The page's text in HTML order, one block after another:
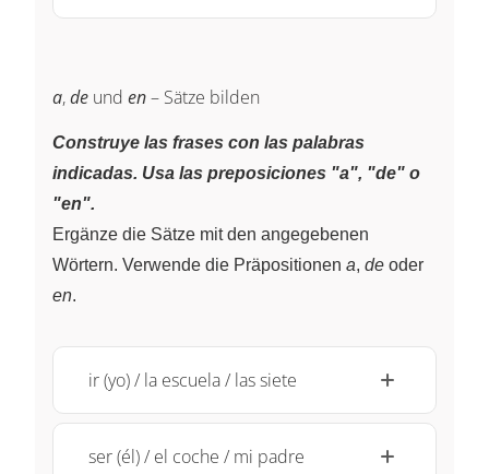
a,de und en– Sätze bilden
Construye las frases con las palabras
indicadas. Usa las preposiciones "a", "de" o
"en".
Ergänze die Sätze mit den angegebenen
Wörtern. Verwende die Präpositionen a, de oder
en.
ir (yo) / la escuela / las siete
ser (él) / el coche / mi padre